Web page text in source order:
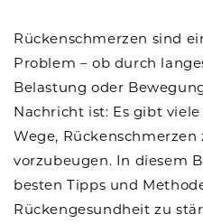
Rückenschmerzen sind
Problem – ob durch
Belastung oder
Nachricht ist: Es gibt
Wege,
vorzubeugen. In diesem
besten Tipps und
Rückengesundheit zu